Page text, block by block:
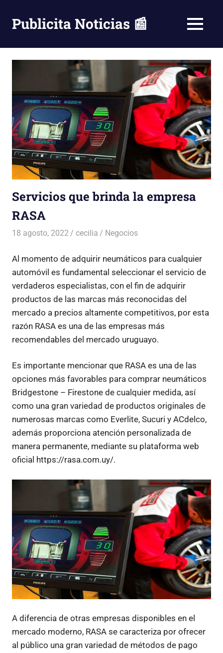
contenido
Publicita Noticias 📰 MENÚ
Servicios que brinda la empresa
RASA
18 agosto, 2022 cecilia Negocios
Al momento de adquirir neumáticos para cualquier
automóvil es fundamental seleccionar el servicio de
verdaderos especialistas, con el fin de adquirir
productos de las marcas más reconocidas del
mercado a precios altamente competitivos, por esta
razón RASA es una de las empresas más
recomendables del mercado uruguayo.
Es importante mencionar que RASA es una de las
opciones más favorables para comprar neumáticos
Bridgestone – Firestone de cualquier medida, así
como una gran variedad de productos originales de
numerosas marcas como Everlite, Sucuri y ACdelco,
además proporciona atención personalizada de
manera permanente, mediante su plataforma web
oficial https://rasa.com.uy/.
A diferencia de otras empresas disponibles en el
mercado moderno, RASA se caracteriza por ofrecer
al público una gran variedad de métodos de pago